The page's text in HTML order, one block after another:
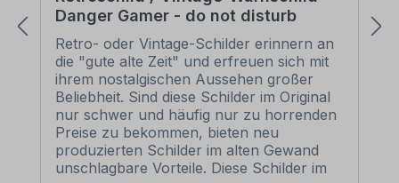
Danger Gamer - do not disturb
Retro- oder Vintage-Schilder erinnern an
die "gute alte Zeit" und erfreuen sich mit
ihrem nostalgischen Aussehen großer
Beliebheit. Sind diese Schilder im Original
nur schwer und häufig nur zu horrenden
Preise zu bekommen, bieten neu
produzierten Schilder im alten Gewand
unschlagbare Vorteile. Diese Schilder im